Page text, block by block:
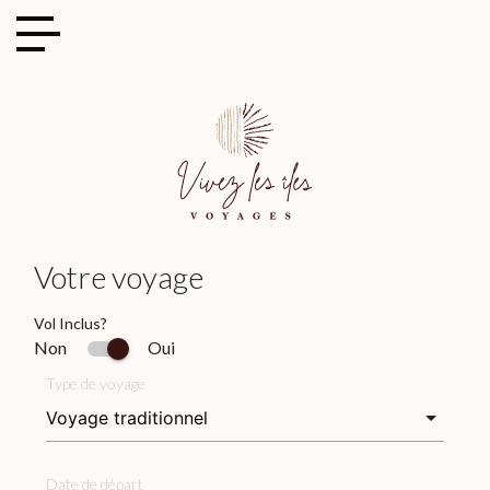
Votre voyage
Vol Inclus?
Non Oui
Type de voyage
Date de départ